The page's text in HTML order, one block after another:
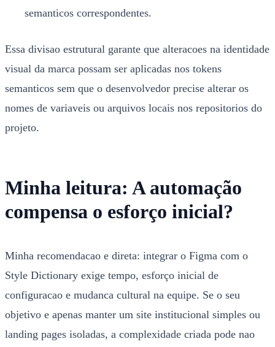
semanticos correspondentes.
Essa divisao estrutural garante que alteracoes na identidade
visual da marca possam ser aplicadas nos tokens
semanticos sem que o desenvolvedor precise alterar os
nomes de variaveis ou arquivos locais nos repositorios do
projeto.
Minha leitura: A automação
compensa o esforço inicial?
Minha recomendacao e direta: integrar o Figma com o
Style Dictionary exige tempo, esforço inicial de
configuracao e mudanca cultural na equipe. Se o seu
objetivo e apenas manter um site institucional simples ou
landing pages isoladas, a complexidade criada pode nao